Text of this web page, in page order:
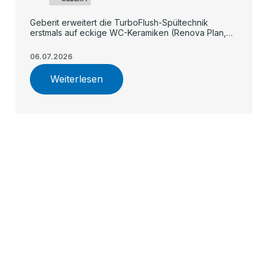
Geberit erweitert die TurboFlush-Spültechnik
erstmals auf eckige WC-Keramiken (Renova Plan,
spülrandlose, flüsterleise Flächenspülung damit in
allen Preissegmenten verfügbar.
06.07.2026
Weiterlesen